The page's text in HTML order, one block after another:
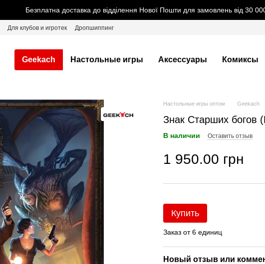
Безплатна доставка до відділення Нової Пошти для замовлень від 30
Для клубов и игротек Дропшиппинг
Geekach Настольные игры Аксессуары Комиксы
Настольные игры оптом Geekach
Знак Старших богов
В наличии Оставить отзыв
1 950.00 грн
Купить
Заказ от 6 единиц
Новый отзыв или